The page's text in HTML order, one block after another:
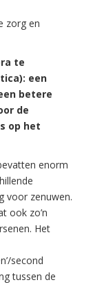
zorg en
te
een
betere
de
op het
enorm
voor zenuwen.
ook zo’n
Het
second
tussen de